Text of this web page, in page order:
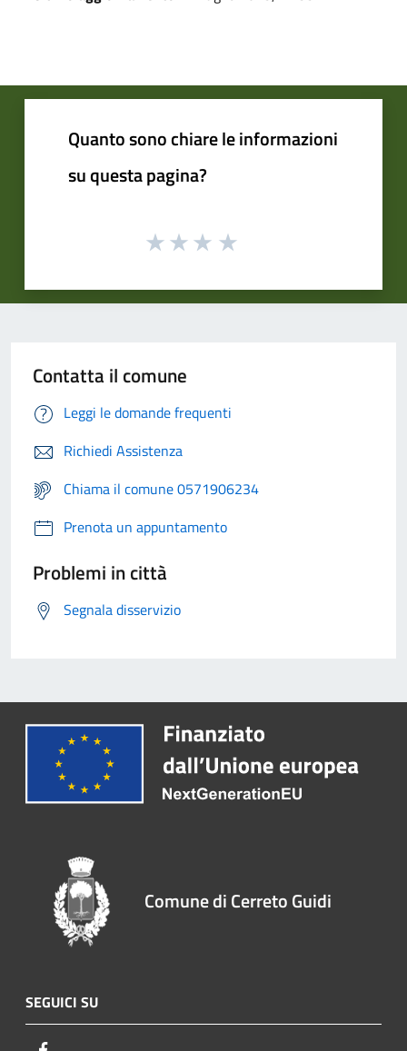
Quanto sono chiare le informazioni
su questa pagina?
Contatta il comune
Leggi le domande frequenti
Richiedi Assistenza
Chiama il comune 0571906234
Prenota un appuntamento
Problemi in città
Segnala disservizio
Comune di Cerreto Guidi
SEGUICI SU